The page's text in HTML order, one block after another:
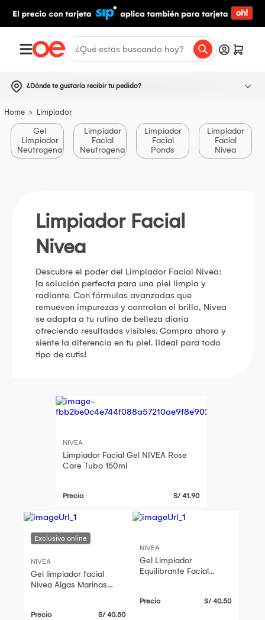
¿Dónde te gustaría recibir tu pedido?
Home > Limpiador
Gel
Limpiador
Neutrogena
Limpiador
Facial
Neutrogena
Limpiador
Facial
Ponds
Limpiador
Facial
Nivea
Limpiador Facial
Nivea
Descubre el poder del Limpiador Facial Nivea:
la solución perfecta para una piel limpia y
radiante. Con fórmulas avanzadas que
remueven impurezas y controlan el brillo, Nivea
se adapta a tu rutina de belleza diaria
ofreciendo resultados visibles. Compra ahora y
siente la diferencia en tu piel. ¡Ideal para todo
tipo de cutis!
NIVEA
Limpiador Facial Gel NIVEA Rose
Care Tubo 150ml
Precio S/ 41.90
NIVEA
Gel limpiador facial
Nivea Algas Marinas
Precio S/ 40.50
NIVEA
Gel Limpiador
Equilibrante Facial
Precio S/ 40.50